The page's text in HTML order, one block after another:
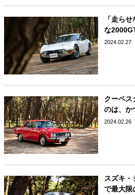
「走ら
な
2024.02.27
クーペス
のは、か
2024.02.26
スズキ
で最大限